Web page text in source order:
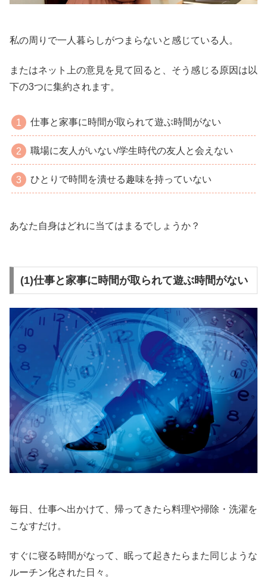
私の周りで一人暮らしがつまらないと感じている人。
またはネット上の意見を見て回ると、そう感じる原因は以
下の3つに集約されます。
仕事と家事に時間が取られて遊ぶ時間がない
職場に友人がいない/学生時代の友人と会えない
ひとりで時間を潰せる趣味を持っていない
あなた自身はどれに当てはまるでしょうか？
(1)仕事と家事に時間が取られて遊ぶ時間がない
毎日、仕事へ出かけて、帰ってきたら料理や掃除・洗濯を
こなすだけ。
すぐに寝る時間がなって、眠って起きたらまた同じような
ルーチン化された日々。